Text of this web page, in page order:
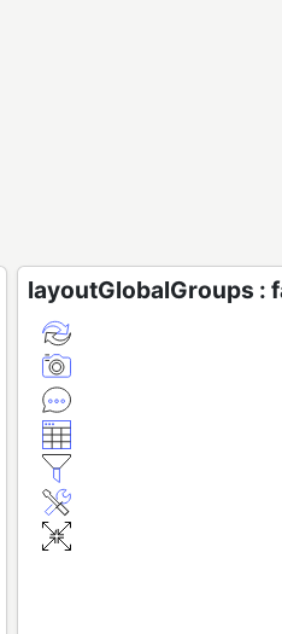
layoutGlobalGroups :